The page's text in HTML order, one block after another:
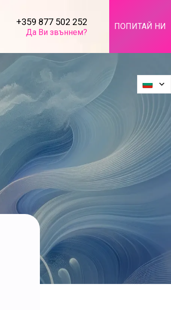
+359 877 502 252
Да Ви звъннем?
ПОПИТАЙ НИ